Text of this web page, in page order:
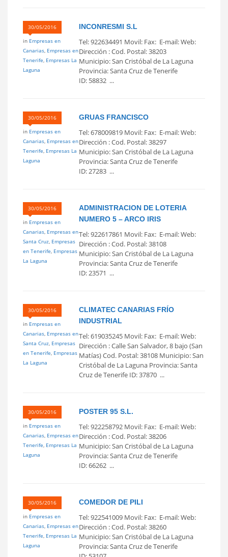
30/05/2016
in Empresas en
Canarias, Empresas en
Tenerife, Empresas La
Laguna
INCONRESMI S.L
Tel: 922634491 Movil: Fax: E-mail: Web:
Dirección : Cod. Postal: 38203
Municipio: San Cristóbal de La Laguna
Provincia: Santa Cruz de Tenerife
ID: 58832 ...
30/05/2016
in Empresas en
Canarias, Empresas en
Tenerife, Empresas La
Laguna
GRUAS FRANCISCO
Tel: 678009819 Movil: Fax: E-mail: Web:
Dirección : Cod. Postal: 38297
Municipio: San Cristóbal de La Laguna
Provincia: Santa Cruz de Tenerife
ID: 27283 ...
30/05/2016
in Empresas en
Canarias, Empresas en
Santa Cruz, Empresas
en Tenerife, Empresas
La Laguna
ADMINISTRACION DE LOTERIA
NUMERO 5 – ARCO IRIS
Tel: 922617861 Movil: Fax: E-mail: Web:
Dirección : Cod. Postal: 38108
Municipio: San Cristóbal de La Laguna
Provincia: Santa Cruz de Tenerife
ID: 23571 ...
30/05/2016
in Empresas en
Canarias, Empresas en
Santa Cruz, Empresas
en Tenerife, Empresas
La Laguna
CLIMATEC CANARIAS FRÍO
INDUSTRIAL
Tel: 619035245 Movil: Fax: E-mail: Web:
Dirección : Calle San Salvador, 8 bajo (San
Matías) Cod. Postal: 38108 Municipio: San
Cristóbal de La Laguna Provincia: Santa
Cruz de Tenerife ID: 37870 ...
30/05/2016
in Empresas en
Canarias, Empresas en
Tenerife, Empresas La
Laguna
POSTER 95 S.L.
Tel: 922258792 Movil: Fax: E-mail: Web:
Dirección : Cod. Postal: 38206
Municipio: San Cristóbal de La Laguna
Provincia: Santa Cruz de Tenerife
ID: 66262 ...
30/05/2016
in Empresas en
Canarias, Empresas en
Tenerife, Empresas La
Laguna
COMEDOR DE PILI
Tel: 922541009 Movil: Fax: E-mail: Web:
Dirección : Cod. Postal: 38260
Municipio: San Cristóbal de La Laguna
Provincia: Santa Cruz de Tenerife